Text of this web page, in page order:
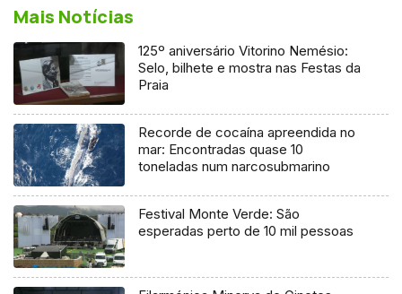
Mais Notícias
125º aniversário Vitorino Nemésio:
Selo, bilhete e mostra nas Festas da
Praia
Recorde de cocaína apreendida no
mar: Encontradas quase 10
toneladas num narcosubmarino
Festival Monte Verde: São
esperadas perto de 10 mil pessoas